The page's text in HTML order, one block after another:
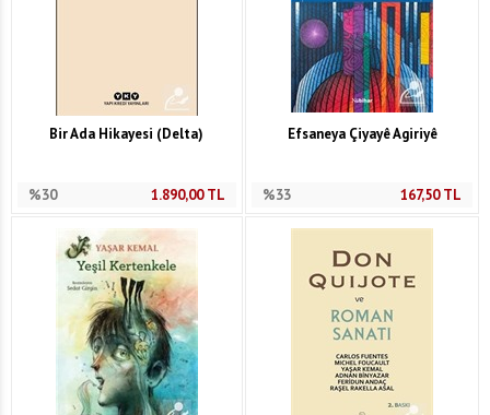
Bir Ada Hikayesi (Delta)
%30 1.890,00TL
Efsaneya Çiyayê Agiriyê
%33 167,50TL